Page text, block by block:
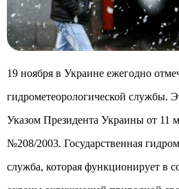
19 ноября в Украине ежегодно
гидрометеорологической службы.
Указом Президента Украины от 11
№208/2003. Государственная
служба, которая функционирует в